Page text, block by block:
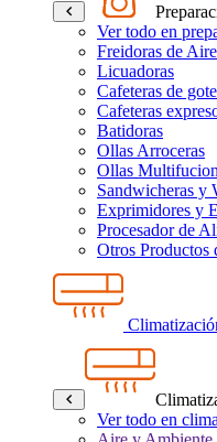
Ver todo en
Freidoras de Aire
Licuadoras
Cafeteras de
Cafeteras
Batidoras
Ollas Arroceras
Ollas
Sandwicheras y
Exprimidores y
Procesador de
Otros Productos
Ver todo en